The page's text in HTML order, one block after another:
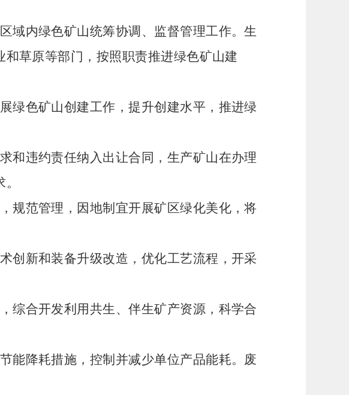
域内绿色矿山统筹协调、监督管理工作。生
草原等部门，按照职责推进绿色矿山建
绿色矿山创建工作，提升创建水平，推进绿
和违约责任纳入出让合同，生产矿山在办理
规范管理，因地制宜开展矿区绿化美化，将
创新和装备升级改造，优化工艺流程，开采
综合开发利用共生、伴生矿产资源，科学合
能降耗措施，控制并减少单位产品能耗。废